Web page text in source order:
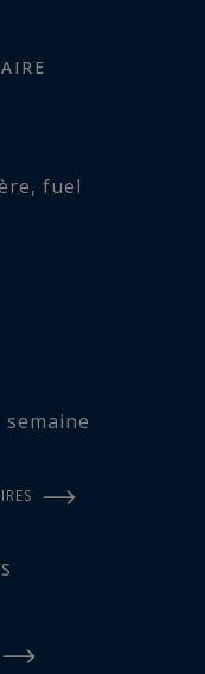
ce
sur :
, fuel
semaine